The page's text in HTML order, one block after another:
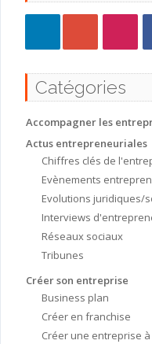
Catégories
Accompagner les
Actus entrepreneuriales
Chiffres clés de
Evènements
Evolutions juridiques/
Interviews
Réseaux sociaux
Tribunes
Créer son entreprise
Business plan
Créer en franchise
Créer une entreprise